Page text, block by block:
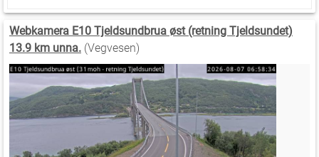
Webkamera E10 Tjeldsundbrua øst (retning Tjeldsundet)
13.9 km unna. (Vegvesen)